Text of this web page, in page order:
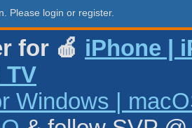
Please login or register.
for 🍎 iPhone |
Windows |